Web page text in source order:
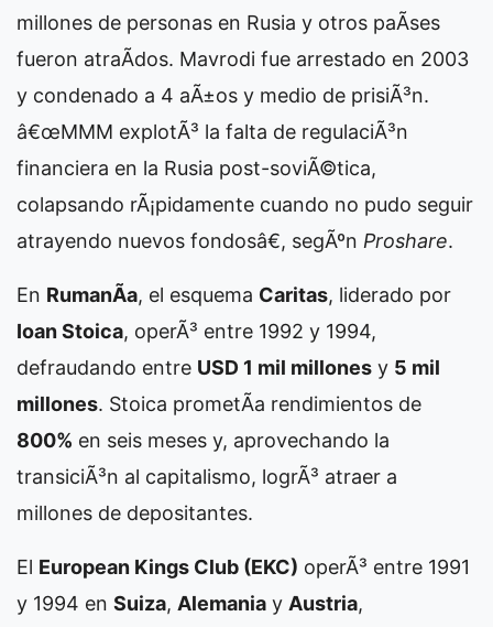
millones de personas en Rusia y otros paÃ­ses
fueron atraÃ­dos. Mavrodi fue arrestado en 2003
y condenado a 4 aÃ±os y medio de prisiÃ³n.
â€œMMM explotÃ³ la falta de regulaciÃ³n
financiera en la Rusia post-soviÃ©tica,
colapsando rÃ¡pidamente cuando no pudo seguir
atrayendo nuevos fondosâ€, segÃºn Proshare.
En RumanÃ­a, el esquema Caritas, liderado por
Ioan Stoica, operÃ³ entre 1992 y 1994,
defraudando entre USD 1 mil millones y 5 mil
millones. Stoica prometÃ­a rendimientos de
800% en seis meses y, aprovechando la
transiciÃ³n al capitalismo, logrÃ³ atraer a
millones de depositantes.
El European Kings Club (EKC) operÃ³ entre 1991
y 1994 en Suiza, Alemania y Austria,